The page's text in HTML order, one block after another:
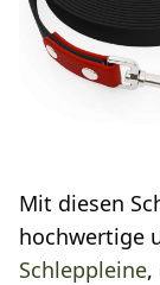
Mit diesen
hochwertige
Schleppleine,